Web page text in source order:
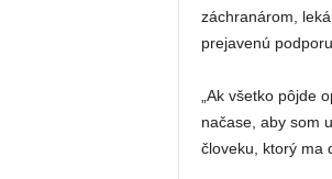
záchranárom,
prejavenú podporu.
„Ak všetko pôjde
načase, aby som
človeku, ktorý ma